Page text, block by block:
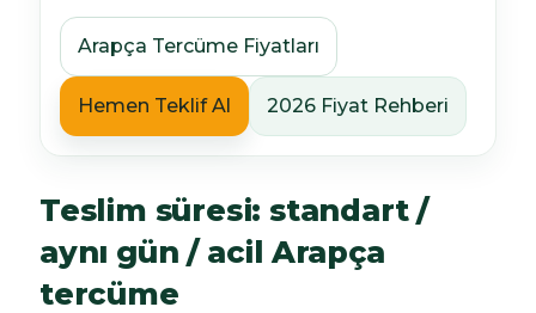
Arapça Tercüme Fiyatları
Hemen Teklif Al 2026 Fiyat Rehberi
Teslim süresi: standart /
aynı gün / acil Arapça
tercüme